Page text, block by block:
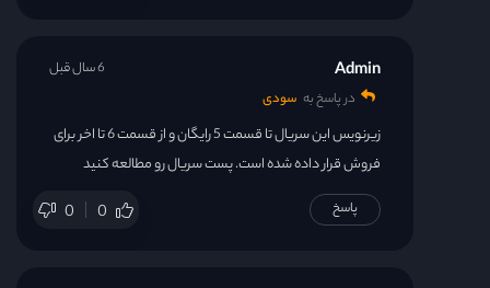
Admin
در پاسخ به سودی
زیرنویس این سریال تا قسمت 5 رایگان و از قسمت 6 تا اخر برای
فروش قرار داده شده است. پست سریال رو مطالعه کنید
0 0
6 سال قبل
پاسخ